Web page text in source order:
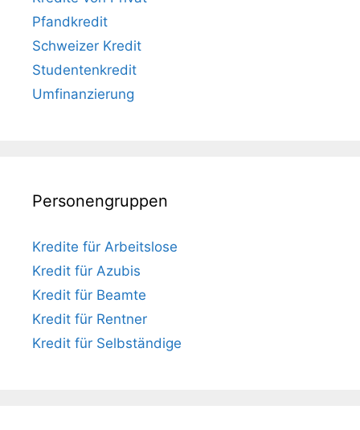
Pfandkredit
Schweizer Kredit
Studentenkredit
Umfinanzierung
Personengruppen
Kredite für Arbeitslose
Kredit für Azubis
Kredit für Beamte
Kredit für Rentner
Kredit für Selbständige